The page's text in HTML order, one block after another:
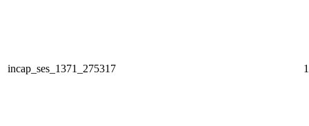
incap_ses_1371_275317